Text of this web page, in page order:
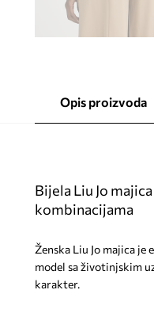
Opis proizvoda
Bijela Liu Jo
kombinacijama
Ženska Liu Jo majica
model sa životinjskim
karakter.